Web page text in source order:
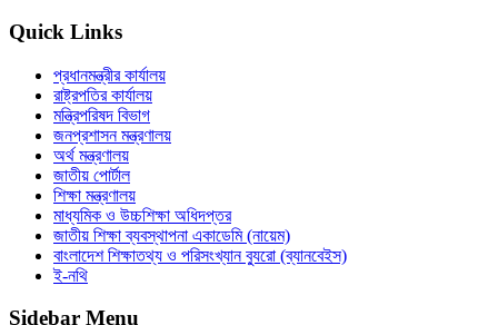
Quick Links
প্রধানমন্ত্রীর কার্যালয়
রাষ্ট্রপতির কার্যালয়
মন্ত্রিপরিষদ বিভাগ
জনপ্রশাসন মন্ত্রণালয়
অর্থ মন্ত্রণালয়
জাতীয় পোর্টাল
শিক্ষা মন্ত্রণালয়
মাধ্যমিক ও উচ্চশিক্ষা অধিদপ্তর
জাতীয় শিক্ষা ব্যবস্থাপনা একাডেমি (নায়েম)
বাংলাদেশ শিক্ষাতথ্য ও পরিসংখ্যান ব্যুরো (ব্যানবেইস)
ই-নথি
Sidebar Menu